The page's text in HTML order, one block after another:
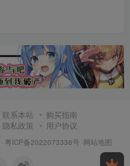
联系本站
购买指南
隐私政策 用户协议
粤ICP备2022073338号 ·网站地图